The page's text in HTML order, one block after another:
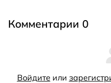
Комментарии 0
Войдите или